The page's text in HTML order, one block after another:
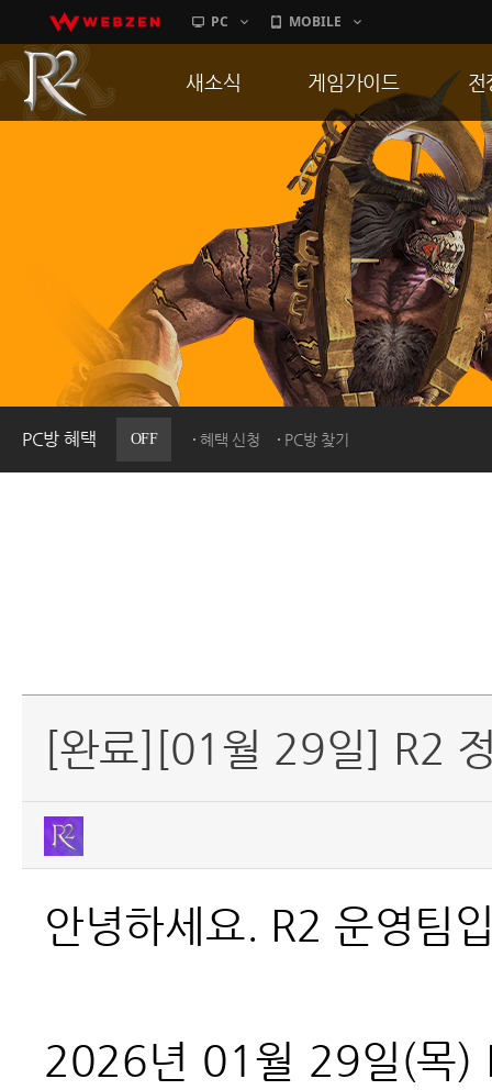
PC MOBILE
PC방 혜택 OFF 혜택 신청 PC방 찾기
새소식
이벤트
히스토리
PC방으로간다
게임가이드
게임 특징
서버가이드
신병훈련소
세부가이드
통합보급센터
전
통
공
[완료][01월 29일] R2
안녕하세요. R2 운영팀
2026년 01월 29일(목)